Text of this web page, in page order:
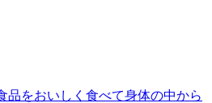
品をおいしく食べて身体の中から